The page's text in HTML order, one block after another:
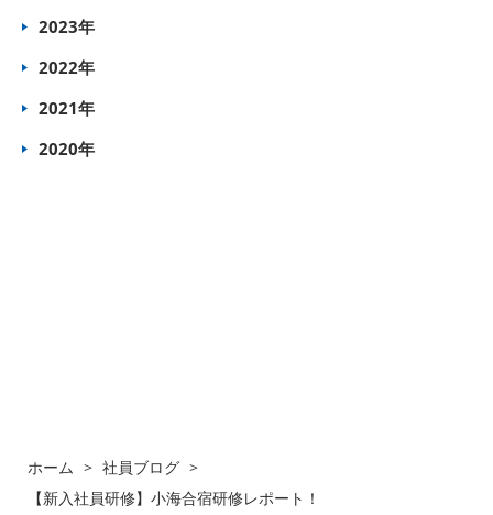
2023年
2022年
2021年
2020年
ホーム > 社員ブログ >
【新入社員研修】小海合宿研修レポート！